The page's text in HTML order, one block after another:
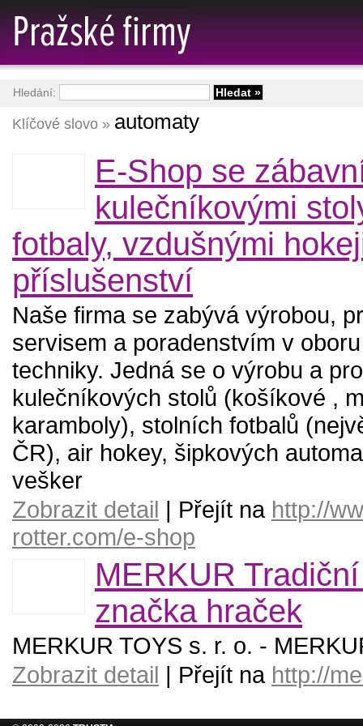
Klíčové slovo » automaty
E-Shop se
kulečníkovými
fotbaly, vzdušnými
příslušenství
Naše firma se zabývá výrobou,
servisem a poradenstvím v
techniky. Jedná se o výrobu a
kulečníkových stolů (košíkové ,
karamboly), stolních fotbalů
ČR), air hokey, šipkových
vešker
Zobrazit detail | Přejít na http://
rotter.com/e-shop
MERKUR
značka hraček
MERKUR TOYS s. r. o. -
Zobrazit detail | Přejít na http://
Hledání: